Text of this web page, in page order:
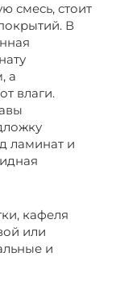
смесь, стоит
В
а
влаги.
ламинат и
кафеля
или
и